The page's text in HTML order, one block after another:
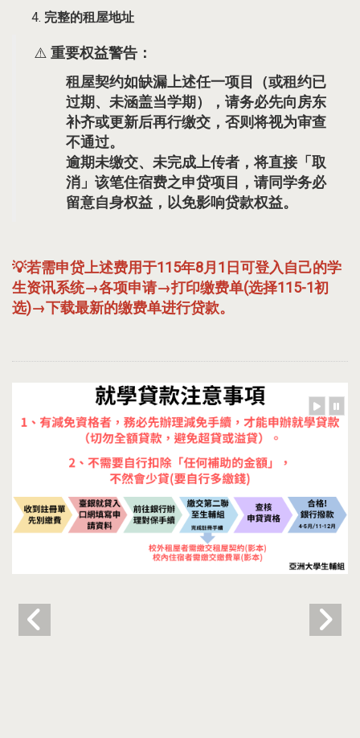
完整的租屋地址
⚠️ 重要权益警告：
租屋契约如缺漏上述任一项目（或租约已
过期、未涵盖当学期），请务必先向房东
补齐或更新后再行缴交 ，否则将视为审查
不通过。
逾期未缴交、未完成上传者，将直接「取
消」该笔住宿费之申贷项目
，请同学务必
留意自身权益，以免影响贷款权益。
💡若需申贷上述费用于115年8月1日可登入自己的学
生资讯系统→各项申请→打印缴费单(选择115-1初
选)→下载最新的缴费单进行贷款。